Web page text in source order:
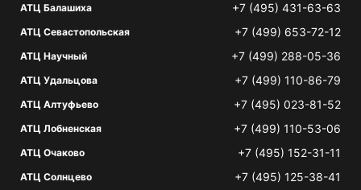
АТЦ Балашиха +7 (495) 431-63-63
АТЦ Севастопольская +7 (499) 653-72-12
АТЦ Научный +7 (499) 288-05-36
АТЦ Удальцова +7 (499) 110-86-79
АТЦ Алтуфьево +7 (495) 023-81-52
АТЦ Лобненская +7 (499) 110-53-06
АТЦ Очаково +7 (495) 152-31-11
АТЦ Солнцево +7 (495) 125-38-41